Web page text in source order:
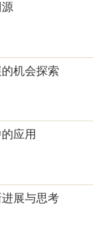
机会探索
应用
展与思考